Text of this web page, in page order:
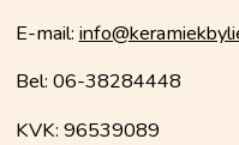
E-mail:
Bel: 06-38284448
KVK: 96539089